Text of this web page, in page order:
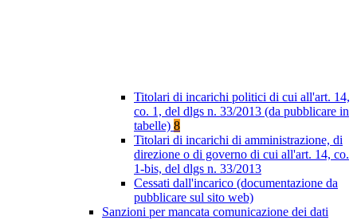
Titolari di incarichi politici di cui all'art. 14,
co. 1, del dlgs n. 33/2013 (da pubblicare in
tabelle) 8
Titolari di incarichi di amministrazione, di
direzione o di governo di cui all'art. 14, co.
1-bis, del dlgs n. 33/2013
Cessati dall'incarico (documentazione da
pubblicare sul sito web)
Sanzioni per mancata comunicazione dei dati